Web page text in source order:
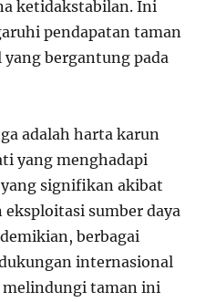
ketidakstabilan. Ini
pendapatan taman
bergantung pada
adalah harta karun
yang menghadapi
signifikan akibat
sumber daya
berbagai
internasional
taman ini